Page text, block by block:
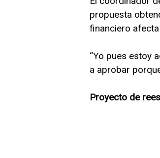
propuesta
financiero
“Yo pues estoy
a aprobar
Proyecto de